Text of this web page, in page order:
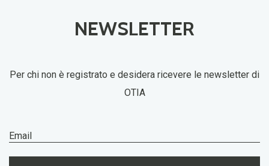
NEWSLETTER
Per chi non è registrato e desidera ricevere le newsletter di
OTIA